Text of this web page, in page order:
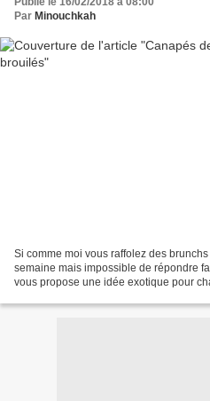
Par Minouchkah
Si comme moi vous raffolez des
semaine mais impossible de répondre
vous propose une idée exotique pour